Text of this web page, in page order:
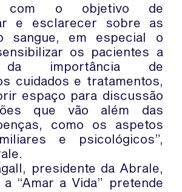
com o objetivo de
e esclarecer sobre as
sangue, em especial o
os pacientes a
da importância de
cuidados e tratamentos,
espaço para discussão
que vão além das
como os aspetos
e psicológicos”,
presidente da Abrale,
“Amar a Vida” pretende